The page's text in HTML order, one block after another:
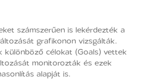
számszerűen is lekérdezték a
grafikonon vizsgálták.
különböző célokat (Goals) vettek
monitorozták és ezek
alapját is.